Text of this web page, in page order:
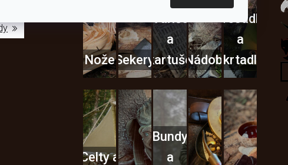
NožeSekery
a
kartušeNádobí
Křesadla
a
škrtadla
Celty a
Bundy
a